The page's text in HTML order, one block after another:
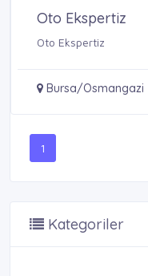
Oto Ekspertiz
Oto Ekspertiz
Bursa/Osmangazi
1
Kategoriler